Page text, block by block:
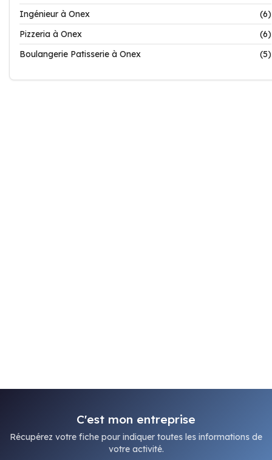
Ingénieur à Onex
(6)
Pizzeria à Onex
(6)
Boulangerie Patisserie à Onex
(5)
C'est mon entreprise
Récupérez votre fiche pour indiquer toutes les informations de
votre activité.